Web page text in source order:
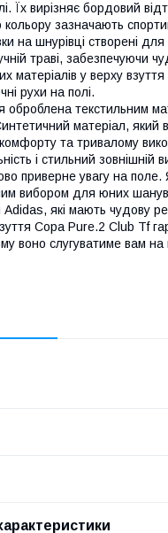
Їх вирізняє бордовий
кольору зазначають
на шнурівці створені
траві, забезпечуючи
матеріалів у верху
рухи на полі.
оброблена текстильним
матеріал,
комфорту та тривалому
і стильний
приверне увагу на поле.
вибором для юних
які мають чудову
Copa Pure.2 Club Tf
воно слугуватиме вам на